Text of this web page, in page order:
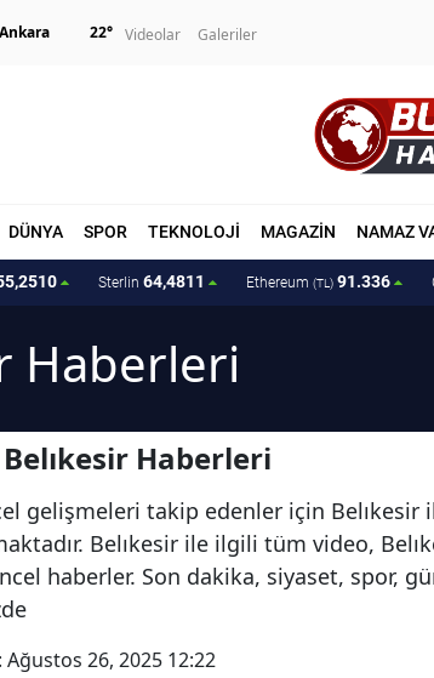
22° Videolar Galeriler
DÜNYA SPOR TEKNOLOJİ MAGAZİN NAMAZ
Sterlin 64,4811 Ethereum (TL) 91.336
Haberleri
Haberleri
gelişmeleri takip edenler için
Belıkesir ile ilgili tüm video,
haberler. Son dakika, siyaset, spor,
Ağustos 26, 2025 12:22